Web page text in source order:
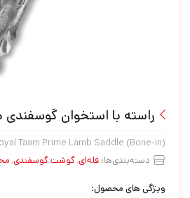
راسته با استخوان گوسفندی
Taam Prime Lamb Saddle (Bone-in)
دسته‌بندی‌ها: فله‌ای,گوشت گوسفندی,
ویژگی های محصول: